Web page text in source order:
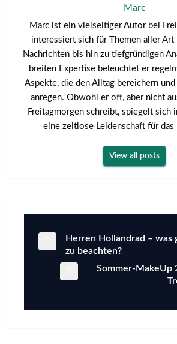
Marc
Marc ist ein vielseitiger Autor bei
interessiert sich für Themen aller
Nachrichten bis hin zu tiefgründigen
breiten Expertise beleuchtet er
Aspekte, die den Alltag bereichern
anregen. Obwohl er oft, aber nicht
Freitagmorgen schreibt, spiegelt sich
eine zeitlose Leidenschaft für das
View all posts
Beitragsnavigation
Previous
Post
Herren Hollandrad – was
zu beachten?
Sommer-MakeUp